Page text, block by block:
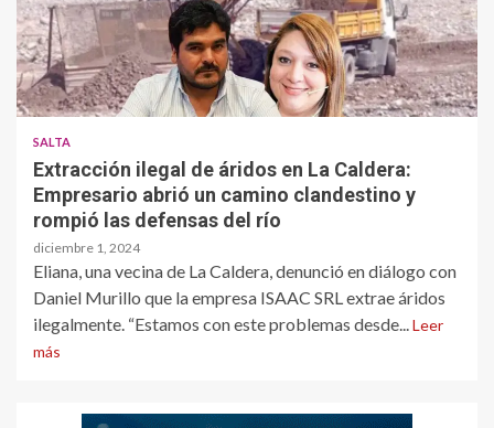
SALTA
Extracción ilegal de áridos en La Caldera:
Empresario abrió un camino clandestino y
rompió las defensas del río
diciembre 1, 2024
Eliana, una vecina de La Caldera, denunció en diálogo con
Daniel Murillo que la empresa ISAAC SRL extrae áridos
ilegalmente. “Estamos con este problemas desde... Leer
más